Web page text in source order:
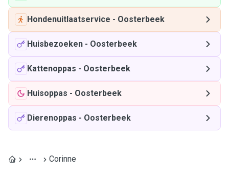
Hondenuitlaatservice - Oosterbeek
Huisbezoeken - Oosterbeek
Kattenoppas - Oosterbeek
Huisoppas - Oosterbeek
Dierenoppas - Oosterbeek
Corinne